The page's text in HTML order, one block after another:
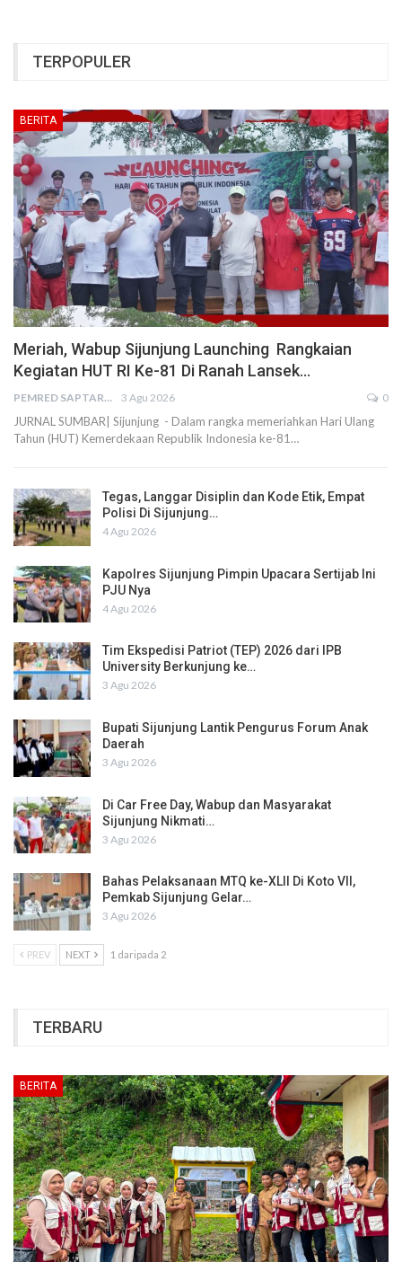
TERPOPULER
BERITA
Meriah, Wabup Sijunjung Launching Rangkaian
Kegiatan HUT RI Ke-81 Di Ranah Lansek…
PEMRED SAPTARIUS 3 Agu 2026 0
JURNAL SUMBAR| Sijunjung - Dalam rangka memeriahkan Hari Ulang
Tahun (HUT) Kemerdekaan Republik Indonesia ke-81…
Tegas, Langgar Disiplin dan Kode Etik, Empat
Polisi Di Sijunjung…
4 Agu 2026
Kapolres Sijunjung Pimpin Upacara Sertijab Ini
PJU Nya
4 Agu 2026
Tim Ekspedisi Patriot (TEP) 2026 dari IPB
University Berkunjung ke…
3 Agu 2026
Bupati Sijunjung Lantik Pengurus Forum Anak
Daerah
3 Agu 2026
Di Car Free Day, Wabup dan Masyarakat
Sijunjung Nikmati…
3 Agu 2026
Bahas Pelaksanaan MTQ ke-XLII Di Koto VII,
Pemkab Sijunjung Gelar…
3 Agu 2026
PREV NEXT 1 daripada 2
TERBARU
BERITA